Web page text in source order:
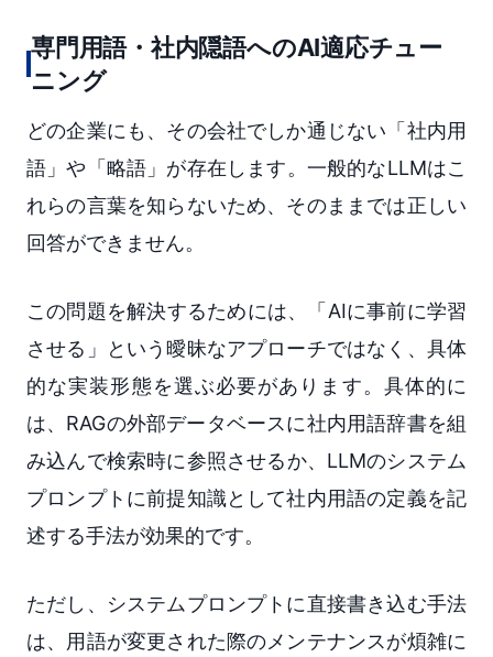
専門用語・社内隠語へのAI適応チュー
ニング
どの企業にも、その会社でしか通じない「社内用
語」や「略語」が存在します。一般的なLLMはこ
れらの言葉を知らないため、そのままでは正しい
回答ができません。
この問題を解決するためには、「AIに事前に学習
させる」という曖昧なアプローチではなく、具体
的な実装形態を選ぶ必要があります。具体的に
は、RAGの外部データベースに社内用語辞書を組
み込んで検索時に参照させるか、LLMのシステム
プロンプトに前提知識として社内用語の定義を記
述する手法が効果的です。
ただし、システムプロンプトに直接書き込む手法
は、用語が変更された際のメンテナンスが煩雑に